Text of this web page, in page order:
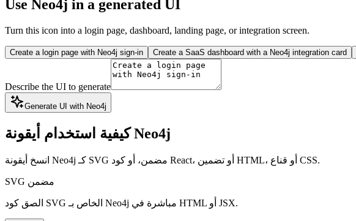
Use Neo4j in a generated UI
Turn this icon into a login page, dashboard, landing page, or integration screen.
Create a login page with Neo4j sign-in Create a SaaS dashboard with a Neo4j integration card
Describe the UI to generate
Generate UI with Neo4j
كيفية استخدام أيقونة Neo4j
انسخ أيقونة Neo4j كـ SVG مضمن، أو كود React، أو تضمين HTML، أو قناع CSS.
SVG مضمن
الصق كود SVG الخاص بـ Neo4j مباشرة في HTML أو JSX.